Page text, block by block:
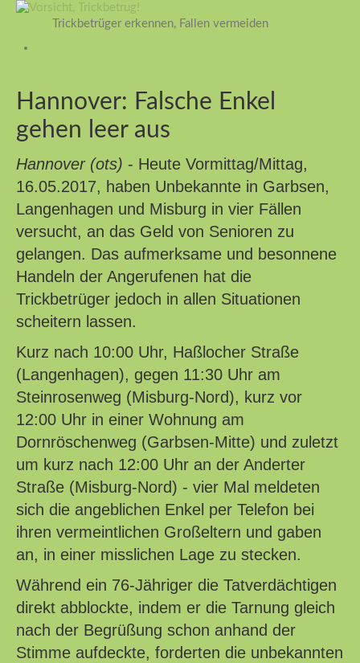
Trickbetrüger erkennen, Fallen vermeiden
Hannover: Falsche Enkel
gehen leer aus
Hannover (ots) - Heute Vormittag/Mittag,
16.05.2017, haben Unbekannte in Garbsen,
Langenhagen und Misburg in vier Fällen
versucht, an das Geld von Senioren zu
gelangen. Das aufmerksame und besonnene
Handeln der Angerufenen hat die
Trickbetrüger jedoch in allen Situationen
scheitern lassen.
Kurz nach 10:00 Uhr, Haßlocher Straße
(Langenhagen), gegen 11:30 Uhr am
Steinrosenweg (Misburg-Nord), kurz vor
12:00 Uhr in einer Wohnung am
Dornröschenweg (Garbsen-Mitte) und zuletzt
um kurz nach 12:00 Uhr an der Anderter
Straße (Misburg-Nord) - vier Mal meldeten
sich die angeblichen Enkel per Telefon bei
ihren vermeintlichen Großeltern und gaben
an, in einer misslichen Lage zu stecken.
Während ein 76-Jähriger die Tatverdächtigen
direkt abblockte, indem er die Tarnung gleich
nach der Begrüßung schon anhand der
Stimme aufdeckte, forderten die unbekannten